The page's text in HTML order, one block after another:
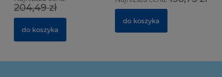
204,49 zł
do koszyka
do koszyka